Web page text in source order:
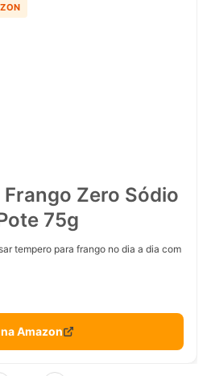
Zero Sódio
75g
tempero para frango no dia a dia com
Amazon